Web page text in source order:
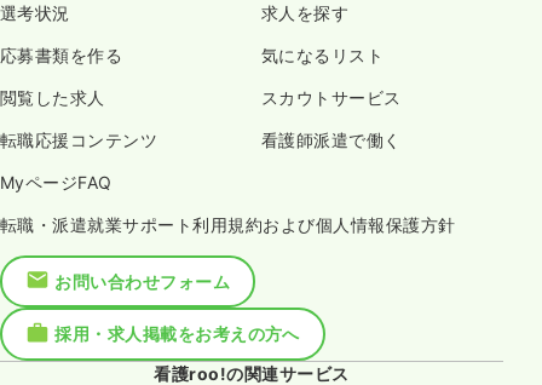
選考状況 求人を探す
応募書類を作る 気になるリスト
閲覧した求人 スカウトサービス
転職応援コンテンツ 看護師派遣で働く
MyページFAQ
転職・派遣就業サポート利用規約および個人情報保護方針
お問い合わせフォーム
採用・求人掲載をお考えの方へ
看護roo!の関連サービス